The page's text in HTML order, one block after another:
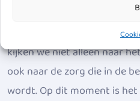
leerlingen afkomstig van
gekeken of er plaats is in
kijken we niet alleen naar
ook naar de zorg die in de
wordt. Op dit moment is